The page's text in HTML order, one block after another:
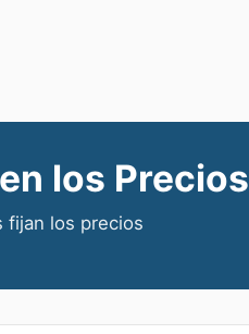
los Precios
fijan los precios